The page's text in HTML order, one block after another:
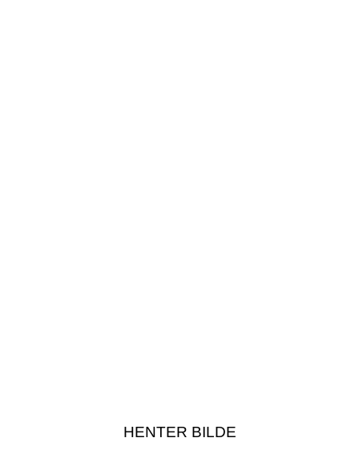
HENTER BILDE